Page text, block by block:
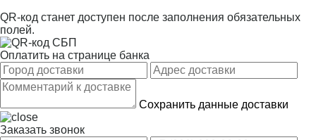
QR-код станет доступен после заполнения обязательных
полей.
Оплатить на странице банка
Сохранить данные доставки
Заказать звонок